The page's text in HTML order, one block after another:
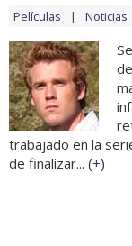
Películas Noticias
trabajado en la
de finalizar... (+)